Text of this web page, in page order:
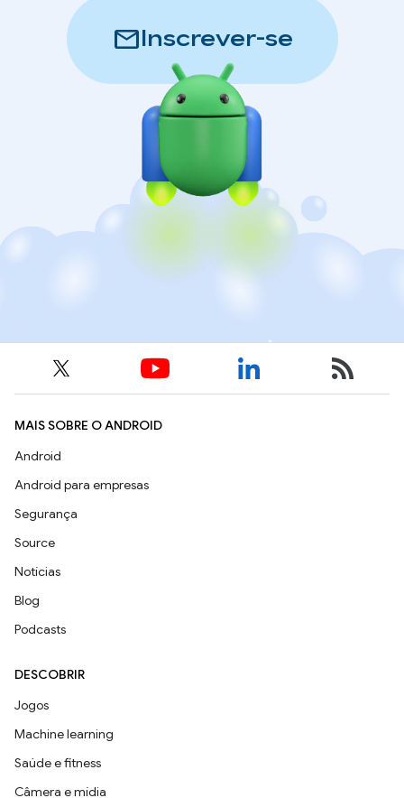
mailInscrever-se
MAIS SOBRE O ANDROID
Android
Android para empresas
Segurança
Source
Notícias
Blog
Podcasts
DESCOBRIR
Jogos
Machine learning
Saúde e fitness
Câmera e mídia